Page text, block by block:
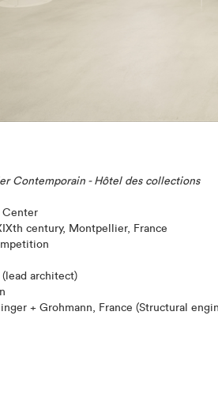
Contemporain - Hôtel des collections
Center
century, Montpellier, France
(lead architect)
+ Grohmann, France (Structural